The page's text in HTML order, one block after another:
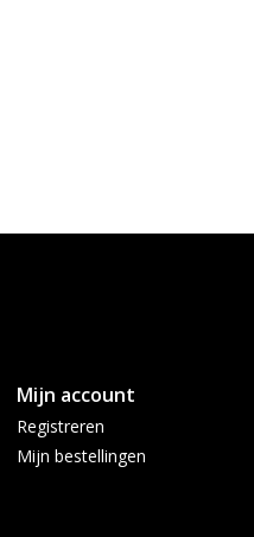
Mijn account
Registreren
Mijn bestellingen